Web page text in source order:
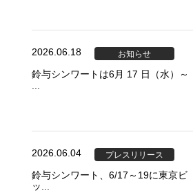
2026.06.18 お知らせ
鈴与シンワートは6月 17 日（水）～
...
2026.06.04 プレスリリース
鈴与シンワート、6/17～19に東京ビ
ッ...
存される、またはブ
す。情報の主な保存
に関する情報、サイト
の情報はサイトを正
直接特定できる情報が